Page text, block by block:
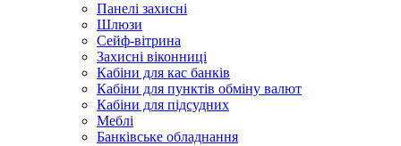
Панелі захисні
Шлюзи
Сейф-вітрина
Захисні віконниці
Кабіни для кас банків
Кабіни для пунктів обміну валют
Кабіни для підсудних
Меблі
Банківське обладнання